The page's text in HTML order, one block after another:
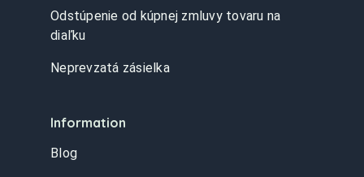
Odstúpenie od kúpnej zmluvy tovaru na
diaľku
Neprevzatá zásielka
Information
Blog